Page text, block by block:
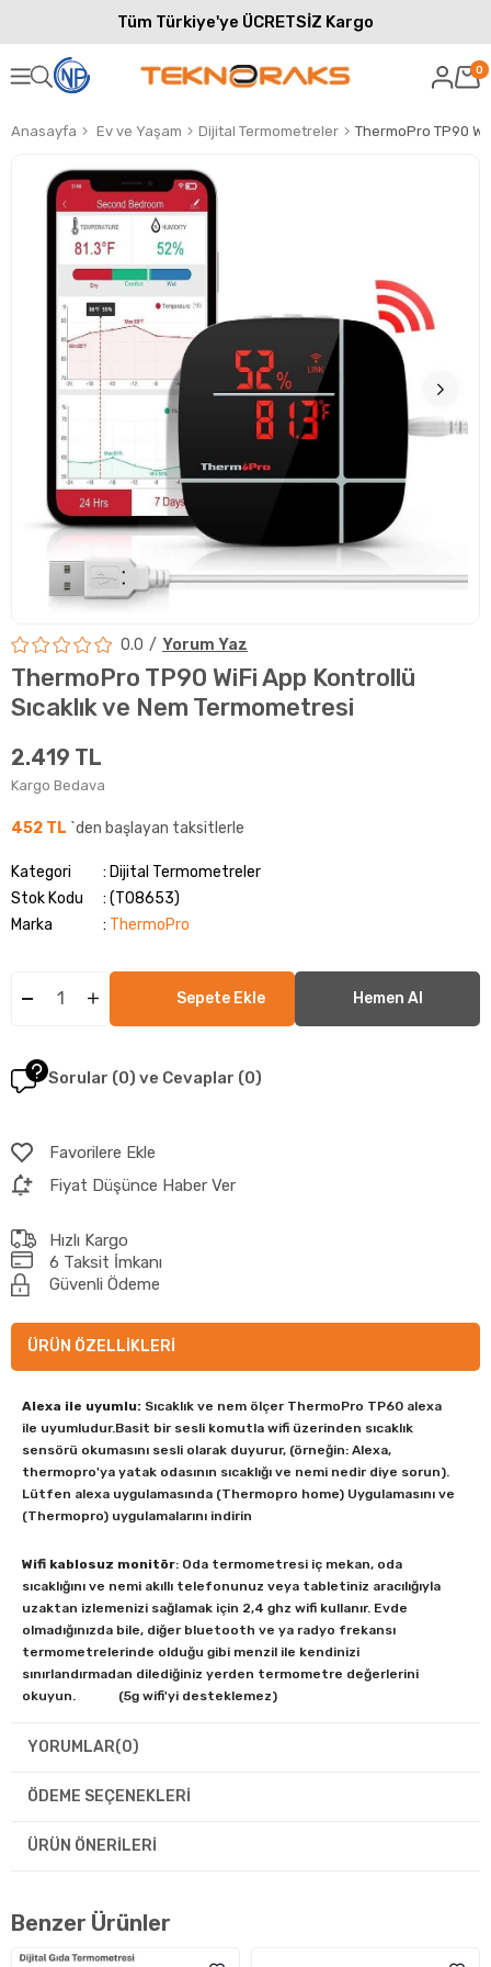
Tüm Türkiye'ye ÜCRETSİZ Kargo
0
Anasayfa Ev ve Yaşam Dijital Termometreler
0.0 Yorum Yaz
ThermoPro TP90 WiFi App Kontrollü
Sıcaklık ve Nem Termometresi
2.419 TL
Kargo Bedava
452 TL `den başlayan taksitlerle
Kategori
Dijital Termometreler
Stok Kodu
(T08653)
Marka
: ThermoPro
Sorular (0) ve Cevaplar (0)
Favorilere Ekle
Fiyat Düşünce Haber Ver
Hızlı Kargo
6 Taksit İmkanı
Güvenli Ödeme
ÜRÜN ÖZELLIKLERI
Alexa ile uyumlu: Sıcaklık ve nem ölçer ThermoPro TP60 alexa
ile uyumludur.Basit bir sesli komutla wifi üzerinden sıcaklık
sensörü okumasını sesli olarak duyurur, (örneğin: Alexa,
thermopro'ya yatak odasının sıcaklığı ve nemi nedir diye sorun).
Lütfen alexa uygulamasında (Thermopro home) Uygulamasını ve
(Thermopro) uygulamalarını indirin
Wifi kablosuz monitör: Oda termometresi iç mekan, oda
sıcaklığını ve nemi akıllı telefonunuz veya tabletiniz aracılığıyla
uzaktan izlemenizi sağlamak için 2,4 ghz wifi kullanır. Evde
olmadığınızda bile, diğer bluetooth ve ya radyo frekansı
termometrelerinde olduğu gibi menzil ile kendinizi
sınırlandırmadan dilediğiniz yerden termometre değerlerini
okuyun. (5g wifi'yi desteklemez)
3 parlaklık seviyesi, kristal netliğinde LCD ekran ile donatılmıştır.
kalmaz, aynı zamanda telefonunuzdaki termopro uygulaması
Çok işlevli uygulama: Akıllı (Thermopro home) Uygulama, gerçek
göstergesi ( kuru / konfor / nemli), 24 saat / 7 günlük sıcaklık ve
YORUMLAR(0)
ÖDEME SEÇENEKLERI
ÜRÜN ÖNERILERI
Benzer Ürünler